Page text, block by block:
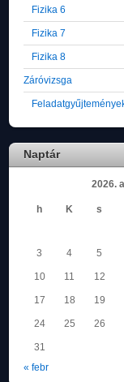
Fizika 6
Fizika 7
Fizika 8
Záróvizsga
Naptár
2026.
h K s
3 4 5
10 11 12
17 18 19
24 25 26
31
« febr